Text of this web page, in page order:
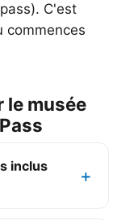
C'est
commences
le musée
inclus